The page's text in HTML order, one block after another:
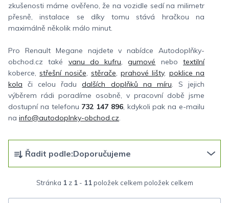
zkušenosti máme ověřeno, že na vozidle sedí na milimetr
přesně, instalace se díky tomu stává hračkou na
maximálně několik málo minut.
Pro Renault Megane najdete v nabídce Autodoplňky-
obchod.cz také vanu do kufru,gumové nebotextilní
koberce,střešní nosiče, stěrače,prahové lišty, poklice na
kola či celou řadudalších doplňků na míru. S jejich
výběrem rádi poradíme osobně, v pracovní době jsme
dostupní na telefonu 732 147 896, kdykoli pak na e-mailu
na info@autodoplnky-obchod.cz.
Stránka 1z 1- 11položek celkem
a
e
Řadit podle:Doporučujeme